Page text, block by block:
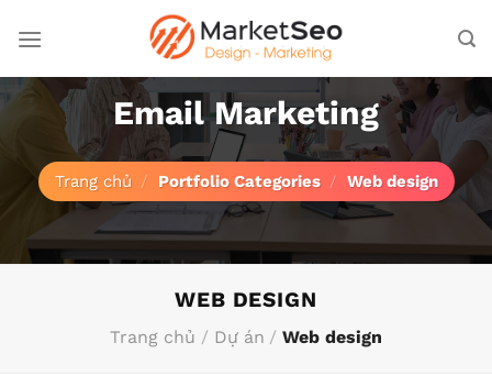
qua
dung
Email Marketing
Trang chủ / Portfolio Categories / Web design
WEB DESIGN
Trang chủ / Dự án / Web design